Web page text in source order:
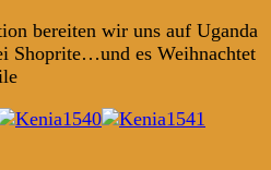
bereiten wir uns auf Uganda
Shoprite…und es Weihnachtet